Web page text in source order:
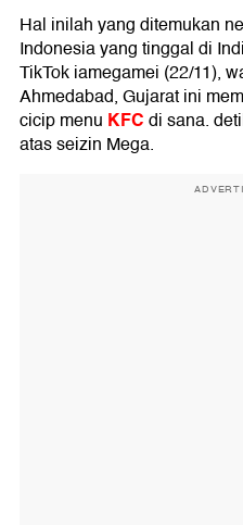
Hal inilah yang ditemukan
Indonesia yang tinggal di
TikTok iamegamei (22/11),
Ahmedabad, Gujarat ini
cicip menu KFCdi sana.
atas seizin Mega.